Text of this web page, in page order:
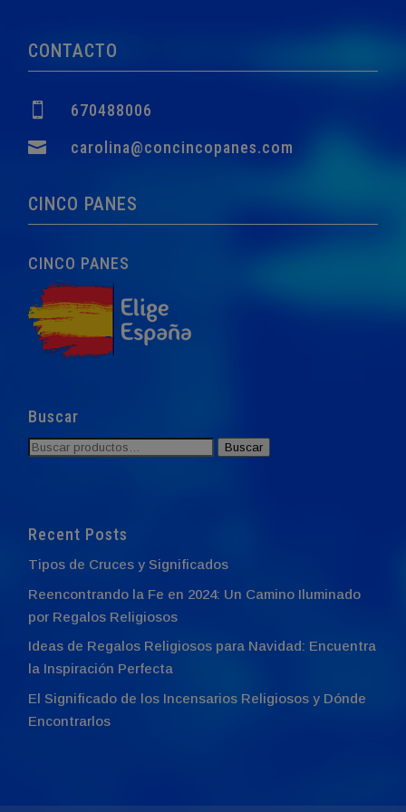
CONTACTO
 670488006
 carolina@concincopanes.com
CINCO PANES
CINCO PANES
Buscar
Buscar
Buscar
Recent Posts
Tipos de Cruces y Significados
Reencontrando la Fe en 2024: Un Camino Iluminado
por Regalos Religiosos
Ideas de Regalos Religiosos para Navidad: Encuentra
la Inspiración Perfecta
El Significado de los Incensarios Religiosos y Dónde
Encontrarlos